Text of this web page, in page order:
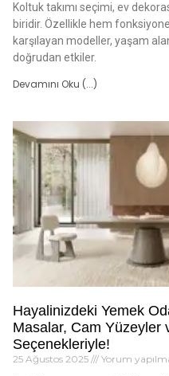
Koltuk takımı seçimi, ev
biridir. Özellikle hem
karşılayan modeller, yaşam
doğrudan etkiler.
Devamını Oku (...)
Hayalinizdeki Yemek
Masalar, Cam Yüzeyler
Seçenekleriyle!
25 Ağustos 2025 Yorum